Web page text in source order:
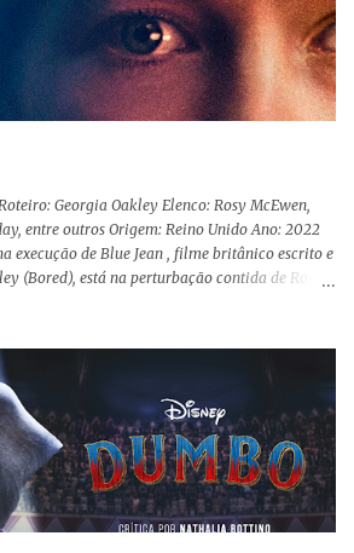
O espectador acompanha uma família que tem
relação às outras pessoas. Adivinhem? Sabem
da filha mais velha ser surda. Para aqueles que
apocalíptica, a produção pode até funcionar
Todo o cenário de fuga, pânico col...
Georgia Oakley Elenco: Rosy McEwen,
entre outros Origem: Reino Unido Ano: 2022
execução de Blue Jean , filme britânico escrito e
(Bored), está na perturbação contida de Rosy
numa frágil neutralidade entre seu
noites bebendo e jogando sinuca com seu
sua amante. É imperativo para ela que ambos
de modo algum, pois o período histórico no qual
na Inglaterra - é de um contexto profundamente
queer. Com o governo liderado pela então
Tatcher usando recursos supostamente
campanhas agressivas ao modo de vida